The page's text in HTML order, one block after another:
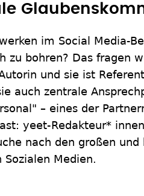
im Social Media-
zu bohren? Das fragen
und sie ist
auch zentrale
– eines der
yeet-Redakteur*
nach den großen
Medien.